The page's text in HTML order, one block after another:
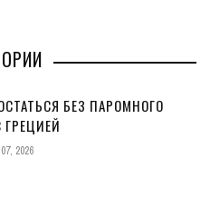
БЕЗ ПАРОМНОГО
2026